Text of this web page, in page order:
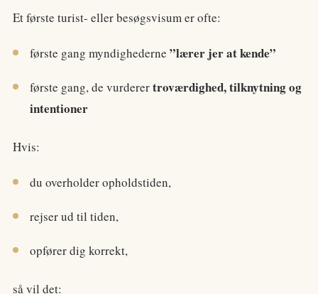
Et første turist- eller besøgsvisum er ofte:
første gang myndighederne ”lærer jer at kende”
første gang, de vurderertroværdighed, tilknytning og
intentioner
Hvis:
du overholder opholdstiden,
rejser ud til tiden,
opfører dig korrekt,
så vil det: